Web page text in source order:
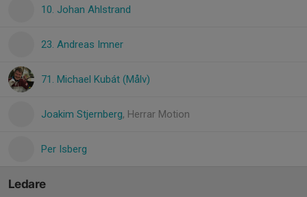
10. Johan Ahlstrand
23. Andreas Imner
71. Michael Kubát (Målv)
Joakim Stjernberg, Herrar Motion
Per Isberg
Ledare